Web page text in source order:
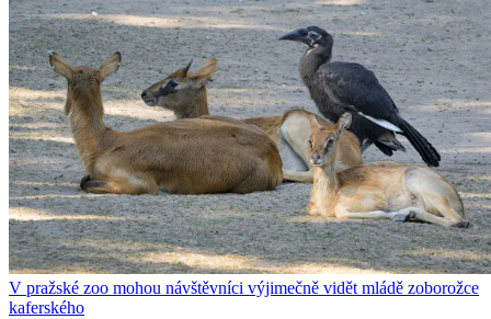
V pražské zoo mohou návštěvníci výjimečně vidět mládě zoborožce
kaferského